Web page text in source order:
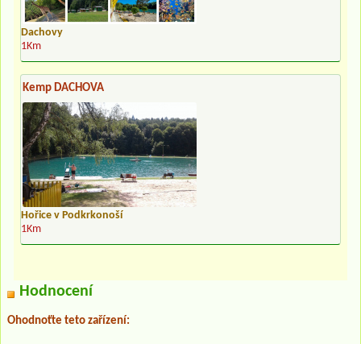
Dachovy
1Km
Kemp DACHOVA
Hořice v Podkrkonoší
1Km
Hodnocení
Ohodnoťte teto zařízení: